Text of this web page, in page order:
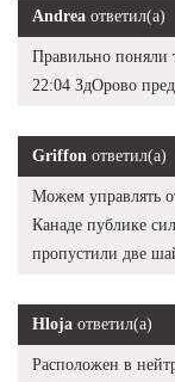
Andrea ответил(а)
Правильно поняли
22:04 ЗдОрово
Griffon ответил(а)
Можем управлять
Канаде публике
пропустили две
Hloja ответил(а)
Расположен в